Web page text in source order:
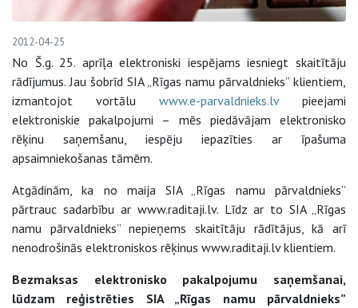
2012-04-25
No Š.g. 25. aprīļa elektroniski iespējams iesniegt skaitītāju
rādījumus. Jau šobrīd SIA „Rīgas namu pārvaldnieks” klientiem,
izmantojot vortālu www.e-parvaldnieks.lvpieejami
elektroniskie pakalpojumi – mēs piedāvājam elektronisko
rēķinu saņemšanu, iespēju iepazīties ar īpašuma
apsaimniekošanas tāmēm.
Atgādinām, ka no maija SIA „Rīgas namu pārvaldnieks”
pārtrauc sadarbību ar www.raditaji.lv. Līdz ar to SIA „Rīgas
namu pārvaldnieks” nepieņems skaitītāju rādītājus, kā arī
nenodrošinās elektroniskos rēķinus www.raditaji.lv klientiem.
Bezmaksas elektronisko pakalpojumu saņemšanai,
lūdzam reģistrēties SIA „Rīgas namu pārvaldnieks”